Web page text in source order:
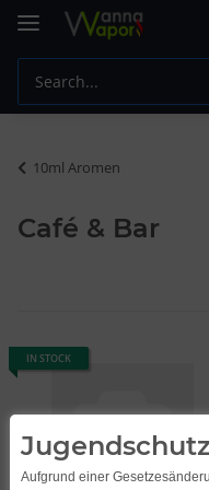
10ml Aromen
Café & Bar
IN STOCK
Aufgrund einer